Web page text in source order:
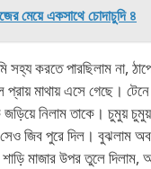
মেয়ে একসাথে চোদাচুদি ৪
করতে পারছিলাম না,
প্রায় মাথায় এসে গেছে।
নিলাম তাকে। চুমুয়
জিব পুরে দিল। বুঝলাম
মাজার উপর তুলে দিলাম,